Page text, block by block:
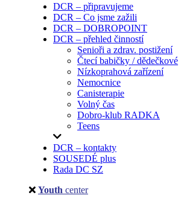
DCR – připravujeme
DCR – Co jsme zažili
DCR – DOBROPOINT
DCR – přehled činností
Senioři a zdrav. postižení
Čtecí babičky / dědečkové
Nízkoprahová zařízení
Nemocnice
Canisterapie
Volný čas
Dobro-klub RADKA
Teens
DCR – kontakty
SOUSEDÉ plus
Rada DC SZ
Youth center